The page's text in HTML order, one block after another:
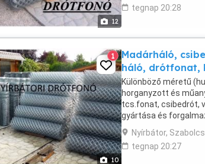
12
tegnap 20:28
10
1
Madárháló,
háló, drótfonat,
Különböző méretű
horganyzott és
tcs.fonat, csibedrót,
gyártása és
bruttó ,- Ft/fm
Nyírbátor,
tegnap 20:27